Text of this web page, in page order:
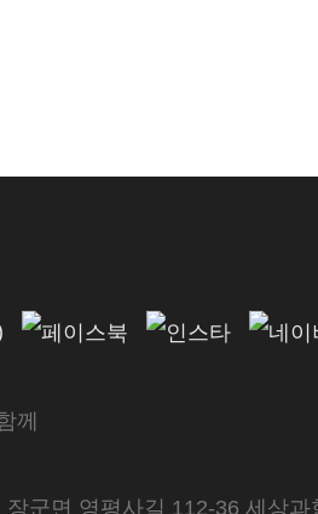
께
군면 영평사길 112-36 세상